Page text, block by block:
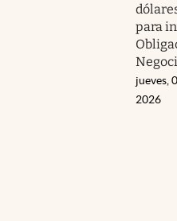
para
jueves,
2026